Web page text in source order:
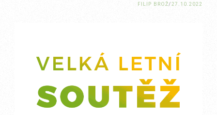
FILIP BROŽ/27.10.2022